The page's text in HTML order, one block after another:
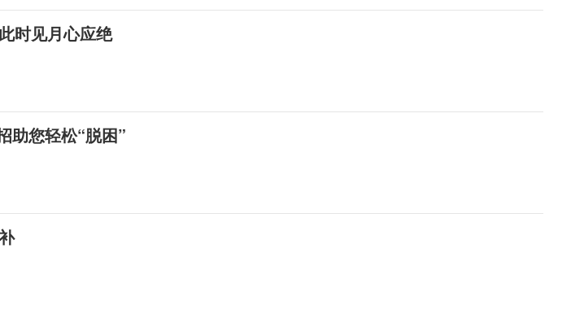
前臂内侧皮神经，尺侧为尺神经。
时见月心应绝
助您轻松“脱困”